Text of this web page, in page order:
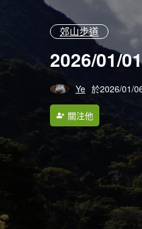
郊山步道
2026/01/
Ye 於2026/01/
關注他